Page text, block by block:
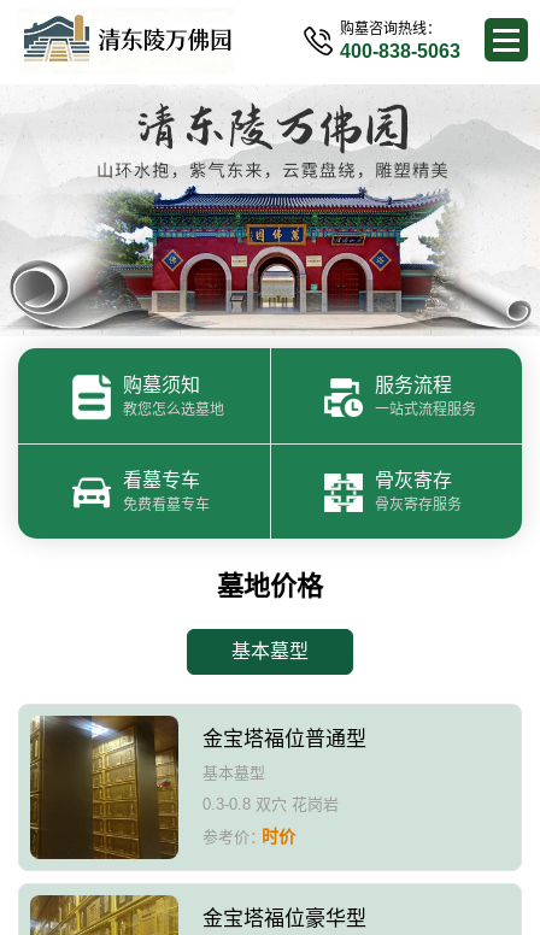
购墓咨询热线：
400-838-5063
购墓须知
教您怎么选墓地
服务流程
一站式流程服务
看墓专车
免费看墓专车
骨灰寄存
骨灰寄存服务
墓地价格
基本墓型
金宝塔福位普通型
基本墓型
0.3-0.8 双穴 花岗岩
参考价：时价
金宝塔福位豪华型